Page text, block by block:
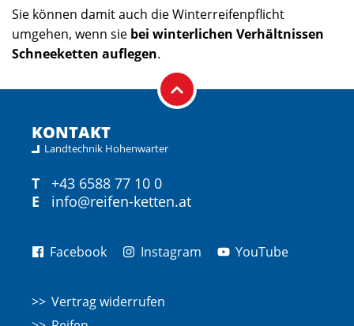
Sie können damit auch die Winterreifenpflicht
umgehen, wenn sie bei winterlichen Verhältnissen
Schneeketten auflegen.
KONTAKT
Landtechnik Hohenwarter
T
+43 6588 77 10 0
E
info@reifen-ketten.at
Facebook Instagram YouTube
Vertrag widerrufen